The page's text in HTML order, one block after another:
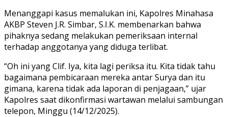
Menanggapi kasus memalukan ini, Kapolres Minahasa
AKBP Steven J.R. Simbar, S.I.K. membenarkan bahwa
pihaknya sedang melakukan pemeriksaan internal
terhadap anggotanya yang diduga terlibat.
“Oh ini yang Clif. Iya, kita lagi periksa itu. Kita tidak tahu
bagaimana pembicaraan mereka antar Surya dan itu
gimana, karena tidak ada laporan di penjagaan,” ujar
Kapolres saat dikonfirmasi wartawan melalui sambungan
telepon, Minggu (14/12/2025).